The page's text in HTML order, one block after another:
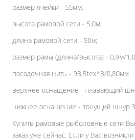
размер ячейки - 55мм;
высота рамовой сети - 5,0м;
длина рамовой сети - 50м;
размер рамы (длина/высота) - 0,9м/
посадочная нить - 93,5tex*3/0,80мм
верхнее оснащение - плавающий
нижнее оснащение - тонущий шнур
Купить рамовые рыболовные сети
заказ уже сейчас. Если у Вас